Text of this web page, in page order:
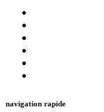
navigation rapide